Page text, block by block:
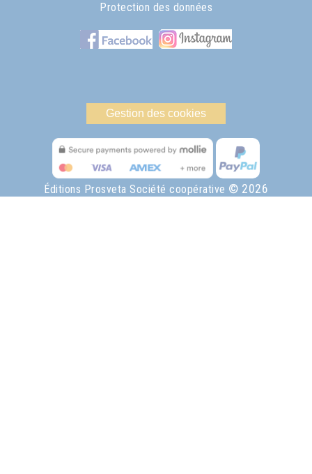
Protection des données
Gestion des cookies
Éditions Prosveta Société coopérative © 2026